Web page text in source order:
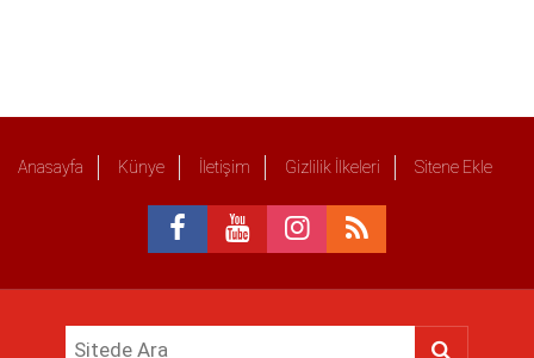
Anasayfa Künye İletişim Gizlilik İlkeleri Sitene Ekle